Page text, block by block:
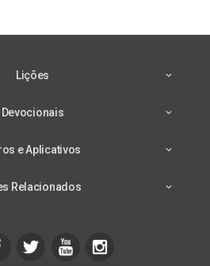
Lições
Devocionais
e Aplicativos
Relacionados